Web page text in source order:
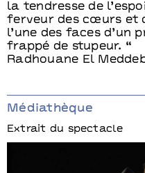
la tendresse de
ferveur des cœurs et
l’une des faces d’un
frappé de stupeur. “
Radhouane El
Médiathèque
Extrait du spectacle